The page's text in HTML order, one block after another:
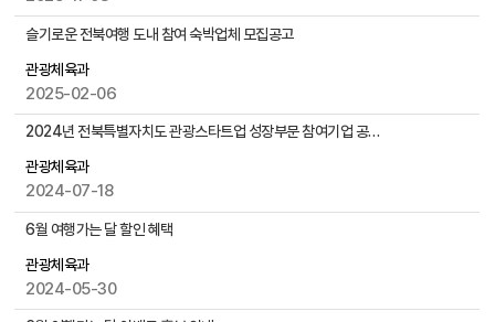
록
으
성
슬기로운 전북여행 도내 참여 숙박업체 모집공고
관광체육과
2025-02-06
2024년 전북특별자치도 관광스타트업 성장부문 참여기업 공고 홍보
관광체육과
2024-07-18
6월 여행가는 달 할인 혜택
관광체육과
2024-05-30